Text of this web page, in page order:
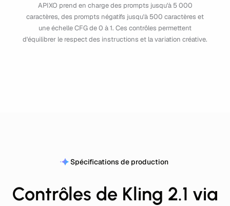
APIXO prend en charge des prompts jusqu'à 5 000
caractères, des prompts négatifs jusqu'à 500 caractères et
une échelle CFG de 0 à 1. Ces contrôles permettent
d'équilibrer le respect des instructions et la variation créative.
Spécifications de production
Contrôles de Kling 2.1 via